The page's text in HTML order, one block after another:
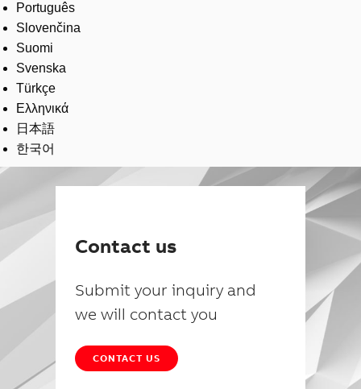
Português
Slovenčina
Suomi
Svenska
Türkçe
Ελληνικά
日本語
한국어
Contact us
Submit your inquiry and
we will contact you
CONTACT US